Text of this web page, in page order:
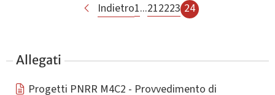
Indietro1...212223 24
Allegati
Progetti PNRR M4C2 - Provvedimento di